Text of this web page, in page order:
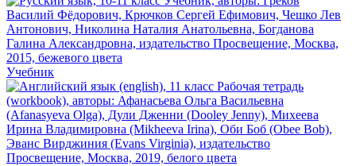
Учебник